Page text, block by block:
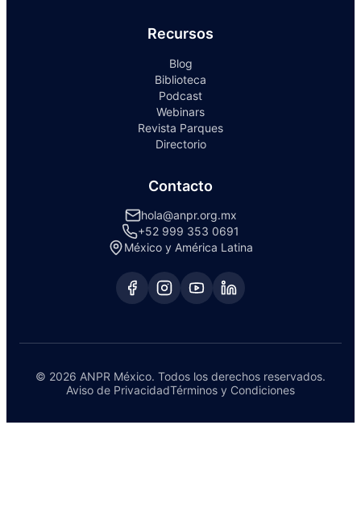
Recursos
Blog
Biblioteca
Podcast
Webinars
Revista Parques
Directorio
Contacto
hola@anpr.org.mx
+52 999 353 0691
México y América Latina
© 2026 ANPR México. Todos los derechos reservados.
Aviso de PrivacidadTérminos y Condiciones